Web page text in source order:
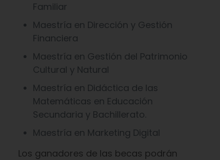
Familiar
Maestría en Dirección y Gestión
Financiera
Maestría en Gestión del Patrimonio
Cultural y Natural
Maestría en Didáctica de las
Matemáticas en Educación
Secundaria y Bachillerato.
Maestría en Marketing Digital
Los ganadores de las becas podrán